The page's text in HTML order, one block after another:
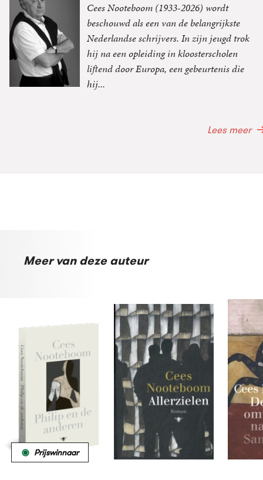
Cees Nooteboom (1933-2026) wordt
beschouwd als een van de belangrijkste
Nederlandse schrijvers. In zijn jeugd trok
hij na een opleiding in kloosterscholen
liftend door Europa, een gebeurtenis die
hij...
Lees meer
Meer van deze auteur
Prijswinnaar